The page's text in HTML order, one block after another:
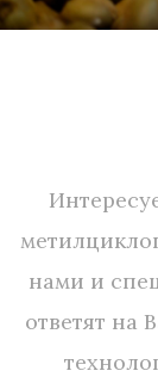
нами и
ответят на